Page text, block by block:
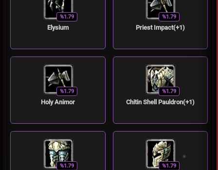
%1.79
Elysium
%1.79
Priest Impact(+1)
%1.79
Holy Animor
%1.79
Chitin Shell Pauldron(+1)
%1.79 %1.79